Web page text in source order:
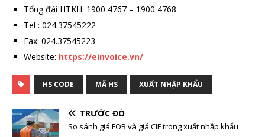
Tổng đài HTKH: 1900 4767 – 1900 4768
Tel : 024.37545222
Fax: 024.37545223
Website: https://einvoice.vn/
HS CODE MÃ HS XUẤT NHẬP KHẨU
TRƯỚC ĐÓ
So sánh giá FOB và giá CIF trong xuất nhập khẩu